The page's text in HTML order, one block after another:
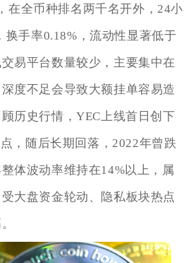
在全币种排名两千名开外，24小
换手率0.18%，流动性显著低于
易平台数量较少，主要集中在
度不足会导致大额挂单容易造
历史行情，YEC上线首日创下
，随后长期回落，2022年曾跌
体波动率维持在14%以上，属
大盘资金轮动、隐私板块热点